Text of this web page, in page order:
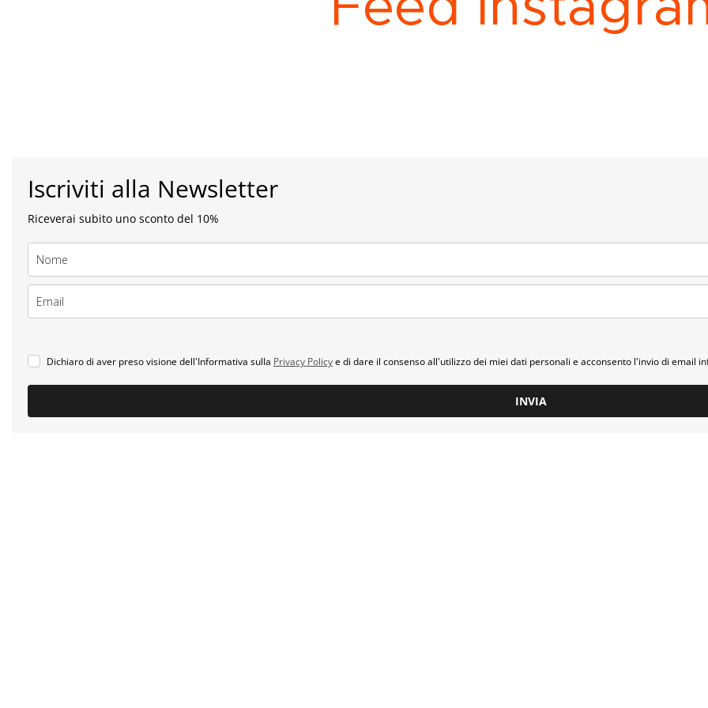
Iscriviti alla Newsletter
Riceverai subito uno sconto del 10%
Dichiaro di aver preso visione dell'Informativa sulla Privacy Policye di dare il consenso all'utilizzo dei miei dati personali e acconsento l'invio di email
INVIA